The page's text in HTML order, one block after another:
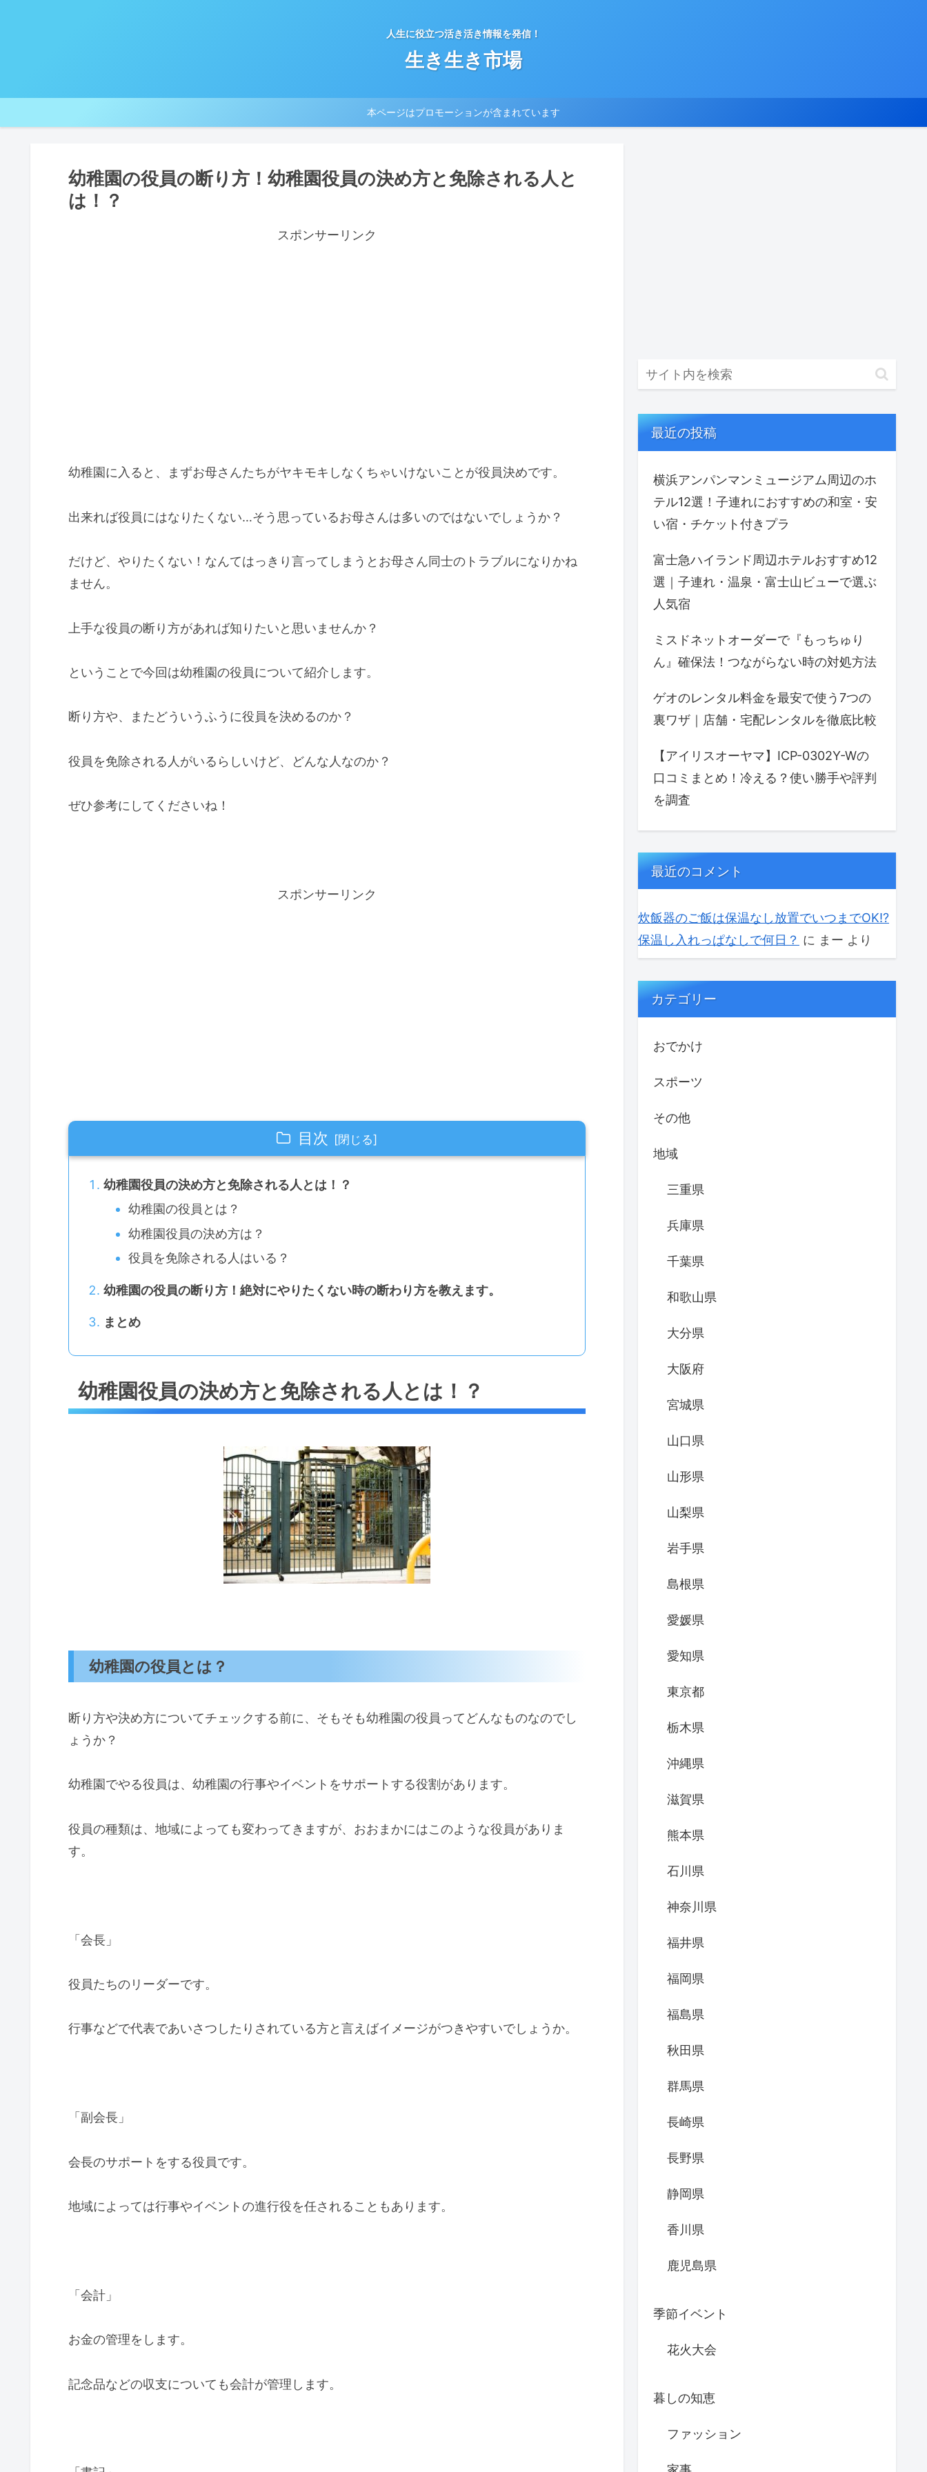
人生に役立つ活き活き情報を発信！
生き生き市場
本ページはプロモーションが含まれています
幼稚園の役員の断り方！幼稚園役員の決め方と免除される人と
は！？
スポンサーリンク
幼稚園に入ると、まずお母さんたちがヤキモキしなくちゃいけないことが役員決めです。
出来れば役員にはなりたくない…そう思っているお母さんは多いのではないでしょうか？
だけど、やりたくない！なんてはっきり言ってしまうとお母さん同士のトラブルになりかね
ません。
上手な役員の断り方があれば知りたいと思いませんか？
ということで今回は幼稚園の役員について紹介します。
断り方や、またどういうふうに役員を決めるのか？
役員を免除される人がいるらしいけど、どんな人なのか？
ぜひ参考にしてくださいね！
スポンサーリンク
目次
幼稚園役員の決め方と免除される人とは！？
幼稚園の役員とは？
幼稚園役員の決め方は？
役員を免除される人はいる？
幼稚園の役員の断り方！絶対にやりたくない時の断わり方を教えます。
まとめ
幼稚園役員の決め方と免除される人とは！？
幼稚園の役員とは？
断り方や決め方についてチェックする前に、そもそも幼稚園の役員ってどんなものなのでし
ょうか？
幼稚園でやる役員は、幼稚園の行事やイベントをサポートする役割があります。
役員の種類は、地域によっても変わってきますが、おおまかにはこのような役員がありま
す。
「会長」
役員たちのリーダーです。
行事などで代表であいさつしたりされている方と言えばイメージがつきやすいでしょうか。
「副会長」
会長のサポートをする役員です。
地域によっては行事やイベントの進行役を任されることもあります。
「会計」
お金の管理をします。
記念品などの収支についても会計が管理します。
最近の投稿
横浜アンパンマンミュージアム周辺のホ
テル12選！子連れにおすすめの和室・安
い宿・チケット付きプラ
富士急ハイランド周辺ホテルおすすめ12
選｜子連れ・温泉・富士山ビューで選ぶ
人気宿
ミスドネットオーダーで『もっちゅり
ん』確保法！つながらない時の対処方法
ゲオのレンタル料金を最安で使う7つの
裏ワザ｜店舗・宅配レンタルを徹底比較
【アイリスオーヤマ】ICP-0302Y-Wの
口コミまとめ！冷える？使い勝手や評判
を調査
最近のコメント
炊飯器のご飯は保温なし放置でいつまでOK⁉
保温し入れっぱなしで何日？ に まー より
カテゴリー
おでかけ
スポーツ
その他
地域
三重県
兵庫県
千葉県
和歌山県
大分県
大阪府
宮城県
山口県
山形県
山梨県
岩手県
島根県
愛媛県
愛知県
東京都
栃木県
沖縄県
滋賀県
熊本県
石川県
神奈川県
福井県
福岡県
福島県
秋田県
群馬県
長崎県
長野県
静岡県
香川県
鹿児島県
季節イベント
花火大会
暮しの知恵
ファッション